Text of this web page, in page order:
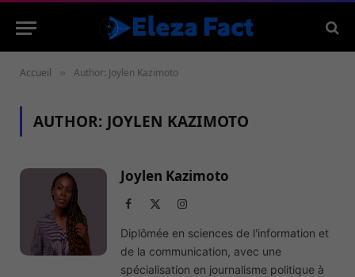
Accueil » Author: Joylen Kazimoto
AUTHOR: JOYLEN KAZIMOTO
Joylen Kazimoto
Facebook Instagram
Diplômée en sciences de l'information et
de la communication, avec une
spécialisation en journalisme politique à